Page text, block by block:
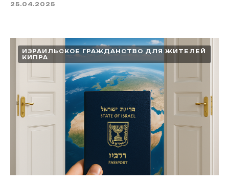
25.04.2025
ИЗРАИЛЬСКОЕ ГРАЖДАНСТВО ДЛЯ ЖИТЕЛЕЙ
КИПРА